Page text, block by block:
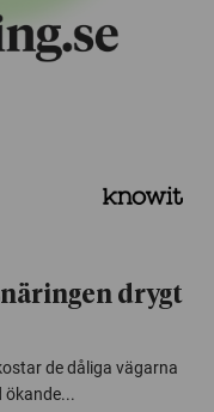
drygt
de dåliga vägarna
ökande...